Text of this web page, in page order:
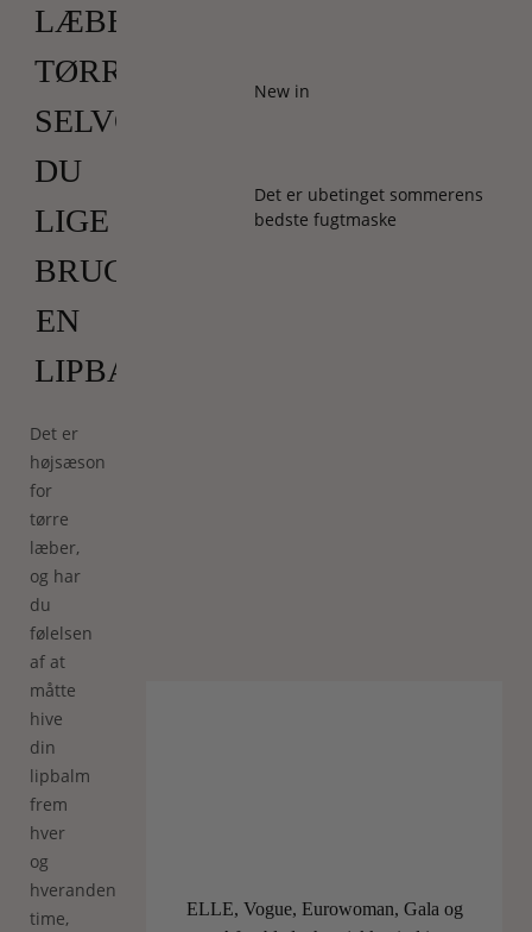
LÆBER
TØRRE,
SELVOM
DU
LIGE
BRUGT
EN
LIPBALM?
Det er
højsæson
for
tørre
læber,
og har
du
følelsen
af at
måtte
hive
din
lipbalm
frem
hver
og
hveranden
time,
New in
Det er ubetinget sommerens
bedste fugtmaske
ELLE, Vogue, Eurowoman, Gala og